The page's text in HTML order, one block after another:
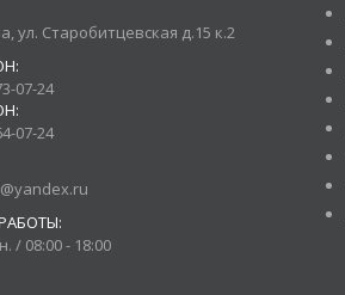
ул. Старобитцевская д.15 к.2
07-24
07-24
/ 08:00 - 18:00